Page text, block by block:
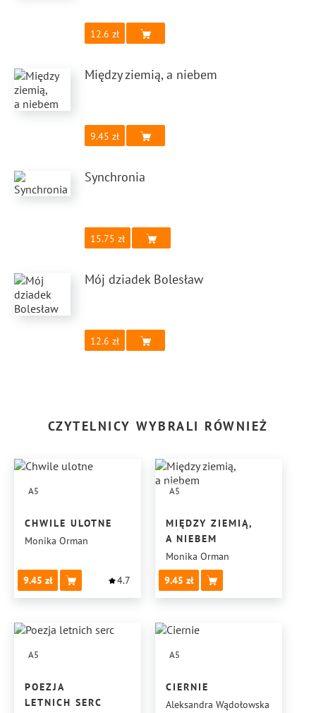
12.6
Między ziemią, a niebem
9.45
Synchronia
15.75
Mój dziadek Bolesław
12.6
CZYTELNICY WYBRALI RÓWNIEŻ
A5
CHWILE ULOTNE
Monika Orman
9.45 4.7
A5
MIĘDZY ZIEMIĄ,
A NIEBEM
Monika Orman
9.45
A5
POEZJA
LETNICH SERC
A5
CIERNIE
Aleksandra Wądołowska